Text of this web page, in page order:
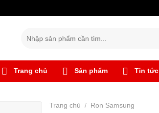
kiếm:
Trang chủ Sản phẩm Tin tức
Trang chủ / Ron Samsung